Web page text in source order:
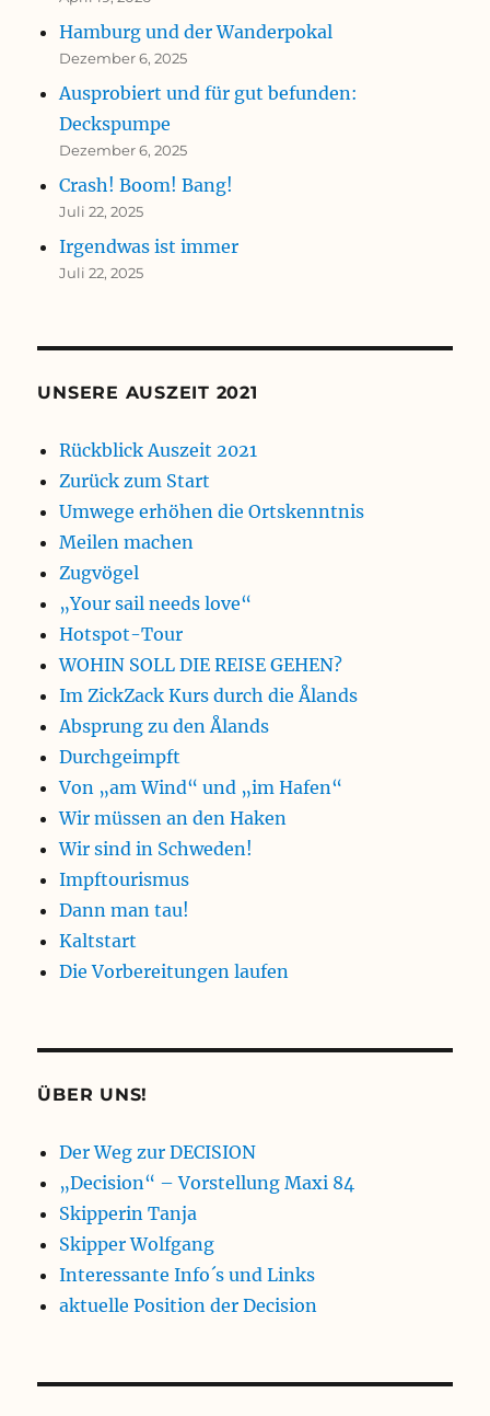
Hamburg und der Wanderpokal
Dezember 6, 2025
Ausprobiert und für gut befunden:
Deckspumpe
Dezember 6, 2025
Crash! Boom! Bang!
Juli 22, 2025
Irgendwas ist immer
Juli 22, 2025
UNSERE AUSZEIT 2021
Rückblick Auszeit 2021
Zurück zum Start
Umwege erhöhen die Ortskenntnis
Meilen machen
Zugvögel
„Your sail needs love“
Hotspot-Tour
WOHIN SOLL DIE REISE GEHEN?
Im ZickZack Kurs durch die Ålands
Absprung zu den Ålands
Durchgeimpft
Von „am Wind“ und „im Hafen“
Wir müssen an den Haken
Wir sind in Schweden!
Impftourismus
Dann man tau!
Kaltstart
Die Vorbereitungen laufen
ÜBER UNS!
Der Weg zur DECISION
„Decision“ – Vorstellung Maxi 84
Skipperin Tanja
Skipper Wolfgang
Interessante Info´s und Links
aktuelle Position der Decision